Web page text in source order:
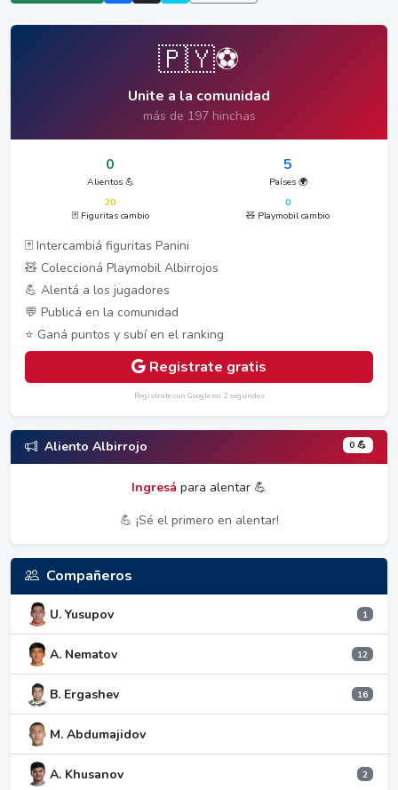
🇵🇾⚽
Unite a la comunidad
más de 197 hinchas
0
Alientos 💪
5
Países 🌍
20
🃏 Figuritas cambio
0
🧸 Playmobil cambio
🃏 Intercambiá figuritas Panini
🧸 Coleccioná Playmobil Albirrojos
💪 Alentá a los jugadores
💬 Publicá en la comunidad
⭐ Ganá puntos y subí en el ranking
Registrate gratis
Registrate con Google en 2 segundos
Aliento Albirrojo 0 💪
Ingresá para alentar 💪
💪 ¡Sé el primero en alentar!
Compañeros
U. Yusupov 1
A. Nematov 12
B. Ergashev 16
M. Abdumajidov
A. Khusanov 2